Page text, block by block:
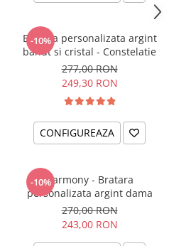
-10%
Bratara personalizata argint
banut si cristal - Constelatie
277,00 RON
249,30 RON
CONFIGUREAZA
-10%Harmony - Bratara
personalizata argint dama
270,00 RON
243,00 RON